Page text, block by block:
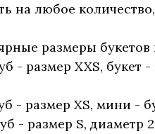
на любое
размеры
- размер XXS, букет
- размер XS, мини -
- размер S, диаметр